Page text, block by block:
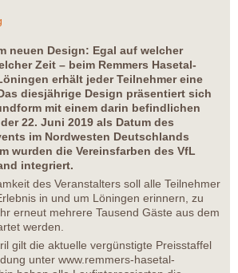
neuen Design: Egal auf welcher
Zeit – beim Remmers Hasetal-
erhält jeder Teilnehmer eine
diesjährige Design präsentiert sich
mit einem darin befindlichen
22. Juni 2019 als Datum des
im Nordwesten Deutschlands
wurden die Vereinsfarben des VfL
integriert.
des Veranstalters soll alle Teilnehmer
in und um Löningen erinnern, zu
erneut mehrere Tausend Gäste aus dem
werden.
gilt die aktuelle vergünstigte Preisstaffel
unter www.remmers-hasetal-